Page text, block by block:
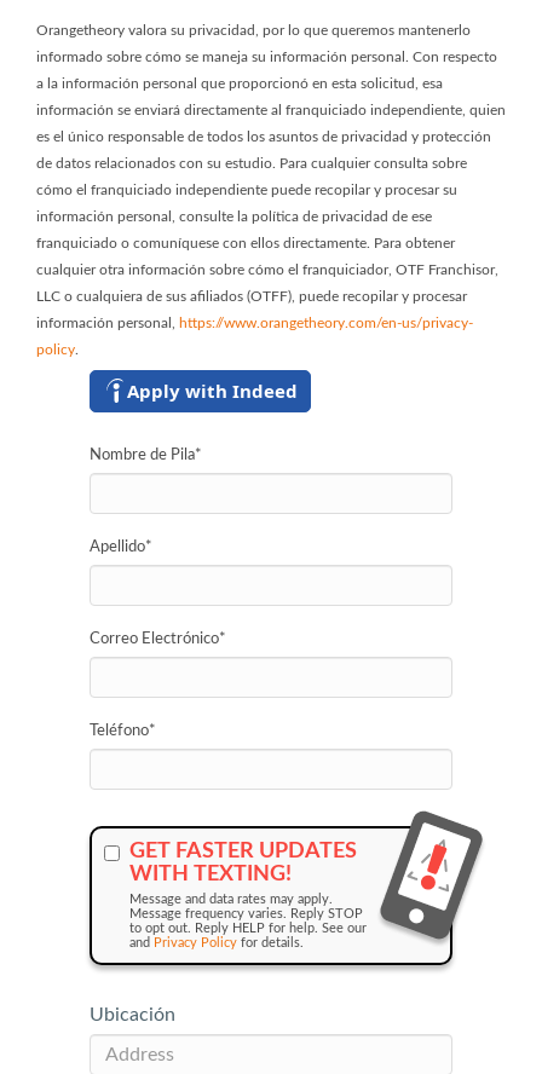
Orangetheory valora su privacidad, por lo que queremos mantenerlo
informado sobre cómo se maneja su información personal. Con respecto
a la información personal que proporcionó en esta solicitud, esa
información se enviará directamente al franquiciado independiente, quien
es el único responsable de todos los asuntos de privacidad y protección
de datos relacionados con su estudio. Para cualquier consulta sobre
cómo el franquiciado independiente puede recopilar y procesar su
información personal, consulte la política de privacidad de ese
franquiciado o comuníquese con ellos directamente. Para obtener
cualquier otra información sobre cómo el franquiciador, OTF Franchisor,
LLC o cualquiera de sus afiliados (OTFF), puede recopilar y procesar
información personal,
https://www.orangetheory.com/en-us/privacy-
policy
Apply with Indeed
Nombre de Pila*
Apellido*
Correo Electrónico*
Teléfono*
GET FASTER UPDATES
WITH TEXTING!
Message and data rates may apply.
Message frequency varies. Reply STOP
to opt out. Reply HELP for help. See our
and Privacy Policy for details.
Ubicación